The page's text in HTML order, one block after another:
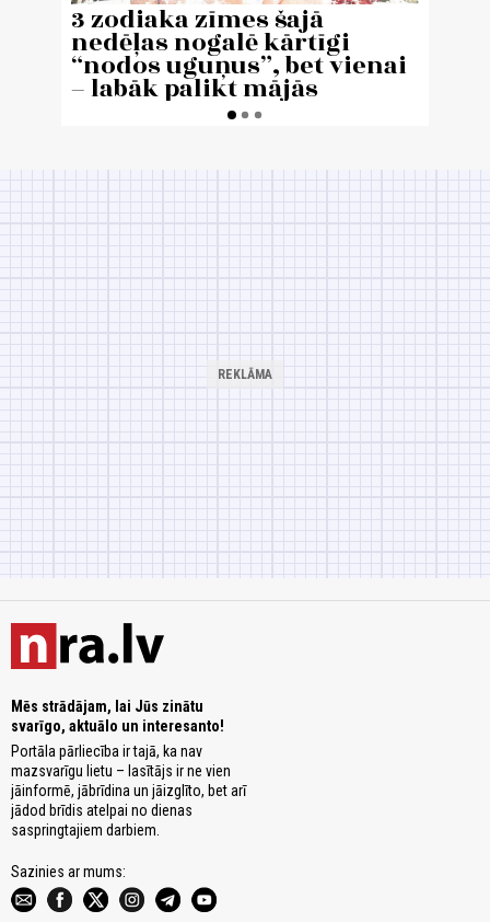
Mēs strādājam, lai Jūs zinātu
svarīgo, aktuālo un interesanto!
Portāla pārliecība ir tajā, ka nav
mazsvarīgu lietu – lasītājs ir ne vien
jāinformē, jābrīdina un jāizglīto, bet arī
jādod brīdis atelpai no dienas
saspringtajiem darbiem.
Sazinies ar mums: